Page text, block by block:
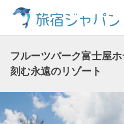
キ
プ
旅宿ジャパン
フルーツパーク富士
刻む永遠のリゾート